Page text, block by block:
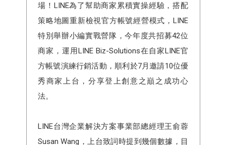
場！LINE為了幫助商家累積實操經驗，搭配
策略地圖重新檢視官方帳號經營模式，LINE
特別舉辦小編實戰營隊，今年度共招募42位
商家，運用LINE Biz-Solutions在自家LINE官
方帳號演練行銷活動，順利於7月邀請10位優
秀商家上台，分享登上創意之巔之成功心
法。
LINE台灣企業解決⽅案事業部總經理王俞蓉
Susan Wang，上台致詞時提到幾個數據，目